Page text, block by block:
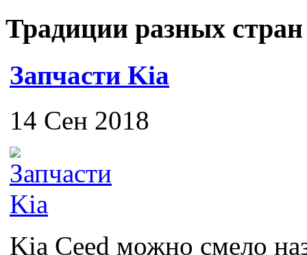
Традиции разных стран
Запчасти Kia
14 Сен 2018
Kia Ceed можно смело